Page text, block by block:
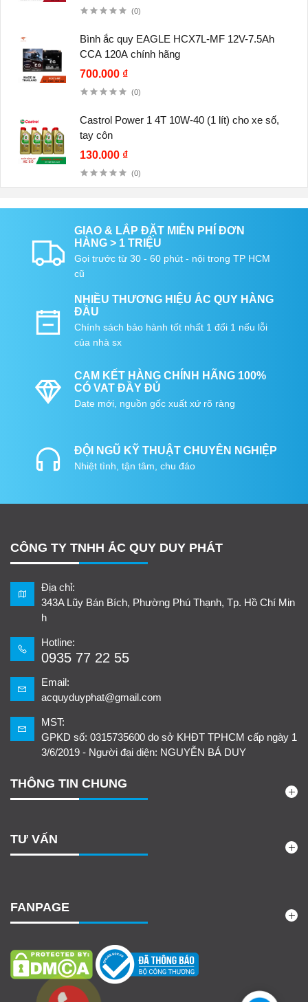
(0)
Bình ắc quy EAGLE HCX7L-MF 12V-7.5Ah
CCA 120A chính hãng
700.000 ₫
(0)
Castrol Power 1 4T 10W-40 (1 lít) cho xe số,
tay côn
130.000 ₫
(0)
GIAO & LẮP ĐẶT MIỄN PHÍ ĐƠN
HÀNG > 1 TRIỆU
Gọi trước từ 30 - 60 phút - nội trong TP HCM
cũ
NHIỀU THƯƠNG HIỆU ẮC QUY HÀNG
ĐẦU
Chính sách bảo hành tốt nhất 1 đổi 1 nếu lỗi
của nhà sx
CAM KẾT HÀNG CHÍNH HÃNG 100%
CÓ VAT ĐẦY ĐỦ
Date mới, nguồn gốc xuất xứ rõ ràng
ĐỘI NGŨ KỸ THUẬT CHUYÊN NGHIỆP
Nhiệt tình, tận tâm, chu đáo
CÔNG TY TNHH ẮC QUY DUY PHÁT
Địa chỉ:
343A Lũy Bán Bích, Phường Phú Thạnh, Tp. Hồ Chí Min
h
Hotline:
0935 77 22 55
Email:
acquyduyphat@gmail.com
MST:
GPKD số: 0315735600 do sở KHĐT TPHCM cấp ngày 1
3/6/2019 - Người đại diện: NGUYỄN BÁ DUY
THÔNG TIN CHUNG
TƯ VẤN
FANPAGE